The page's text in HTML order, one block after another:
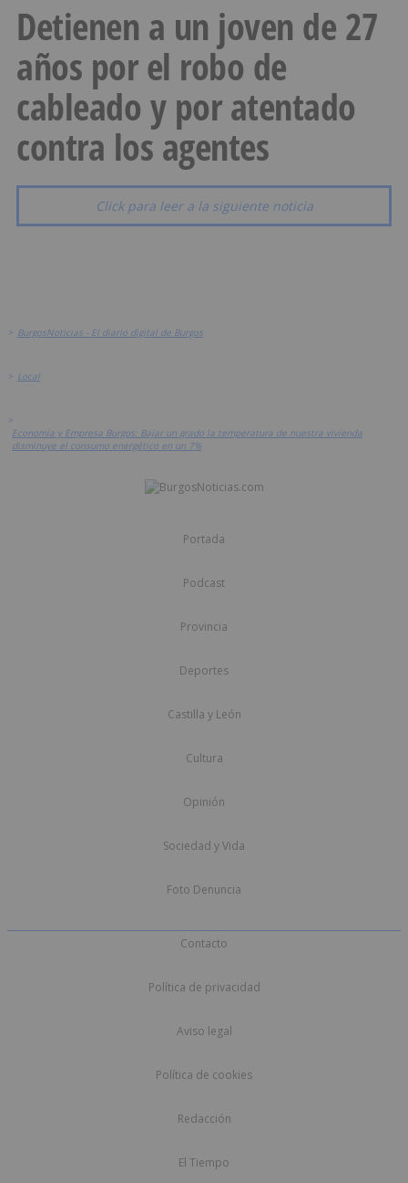
Detienen a un joven de 27
años por el robo de
cableado y por atentado
contra los agentes
Click para leer a la siguiente noticia
> BurgosNoticias - El diario digital de Burgos
> Local
>
Economía y Empresa Burgos: Bajar un grado la temperatura de nuestra vivienda
disminuye el consumo energético en un 7%
Portada
Podcast
Provincia
Deportes
Castilla y León
Cultura
Opinión
Sociedad y Vida
Foto Denuncia
Contacto
Política de privacidad
Aviso legal
Política de cookies
Redacción
El Tiempo